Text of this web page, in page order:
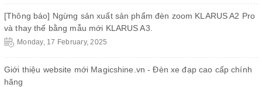
[Thông báo] Ngừng sản xuất sản phẩm đèn zoom KLARUS A2 Pro
và thay thế bằng mẫu mới KLARUS A3.
Monday, 17 February, 2025
Giới thiệu website mới Magicshine.vn - Đèn xe đạp cao cấp chính
hãng